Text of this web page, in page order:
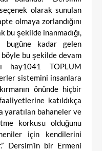
olarak sunulan
olmaya zorlandığını
bu şekilde inanmadığı,
bugüne kadar gelen
bu şekilde devam
hay1041 TOPLUM
sistemini insanlara
önünde hiçbir
katıldıkça
yaratılan bahaneler ve
korkusu olduğunu
için kendilerini
Dersim’in bir Ermeni